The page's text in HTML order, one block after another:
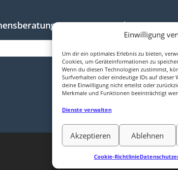
Einwilligung
Um dir ein optimales Erlebnis zu bieten,
Cookies, um Geräteinformationen zu
Wenn du diesen Technologien zustimmst,
Surfverhalten oder eindeutige IDs auf dieser
deine Einwilligung nicht erteilst oder
Merkmale und Funktionen beeinträchtigt
Dienste verwalten
Akzeptieren Ablehnen
Cookie-Richtlinie
Kontakt
Postfach 6504
97015 Würzburg
Tel. +49 – 9321 – 3880100
info@scopar.de